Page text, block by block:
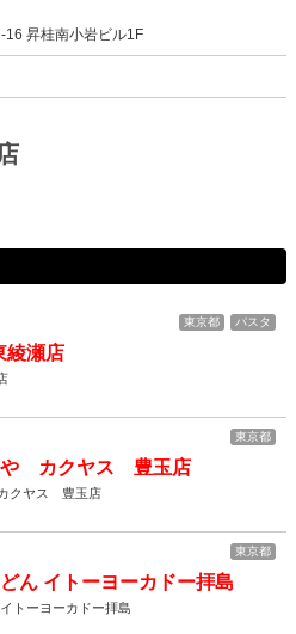
16 昇桂南小岩ビル1F
東京都 パスタ
瀬店
東京都
や カクヤス 豊玉店
クヤス 豊玉店
東京都
ん イトーヨーカドー拝島
トーヨーカドー拝島